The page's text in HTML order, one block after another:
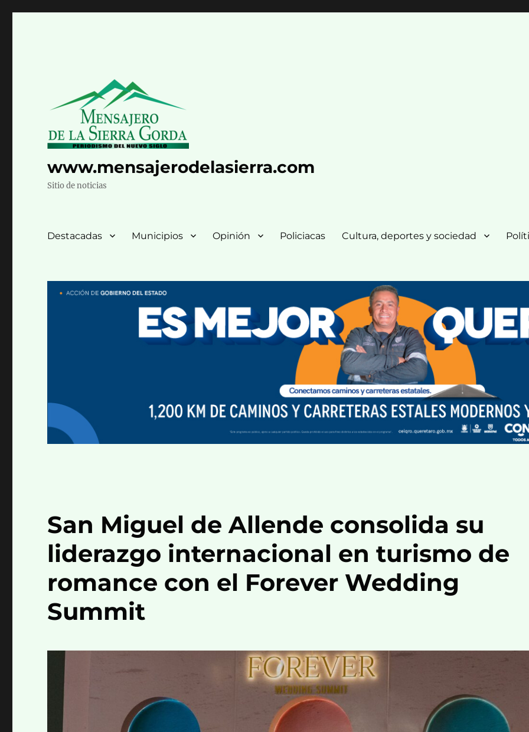
www.mensajerodelasierra.com
Sitio de noticias
Destacadas Municipios Opinión Policiacas Cultura, deportes y sociedad
San Miguel de Allende consolida su
liderazgo internacional en turismo de
romance con el Forever Wedding
Summit